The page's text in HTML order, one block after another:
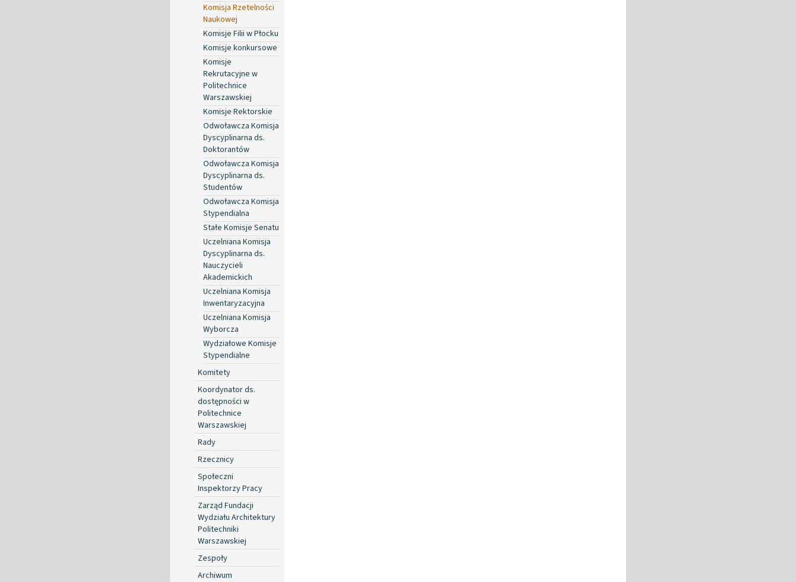
Komisja Rzetelności
Naukowej
Komisje Filii w Płocku
Komisje konkursowe
Komisje
Rekrutacyjne w
Politechnice
Warszawskiej
Komisje Rektorskie
Odwoławcza Komisja
Dyscyplinarna ds.
Doktorantów
Odwoławcza Komisja
Dyscyplinarna ds.
Studentów
Odwoławcza Komisja
Stypendialna
Stałe Komisje Senatu
Uczelniana Komisja
Dyscyplinarna ds.
Nauczycieli
Akademickich
Uczelniana Komisja
Inwentaryzacyjna
Uczelniana Komisja
Wyborcza
Wydziałowe Komisje
Stypendialne
Komitety
Koordynator ds.
dostępności w
Politechnice
Warszawskiej
Rady
Rzecznicy
Społeczni
Inspektorzy Pracy
Zarząd Fundacji
Wydziału Architektury
Politechniki
Warszawskiej
Zespoły
Archiwum